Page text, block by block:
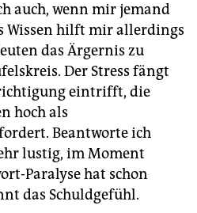
auch, wenn mir jemand
Wissen hilft mir allerdings
das Ärgernis zu
Der Stress fängt
eintrifft, die
hoch als
Beantworte ich
lustig, im Moment
Paralyse hat schon
das Schuldgefühl.